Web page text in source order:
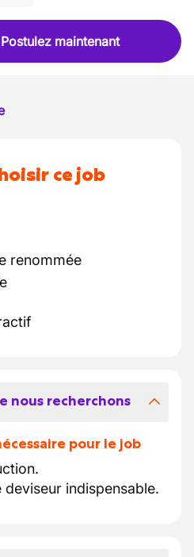
Postulez maintenant
ce job
renommée
nous recherchons
pour le job
indispensable.